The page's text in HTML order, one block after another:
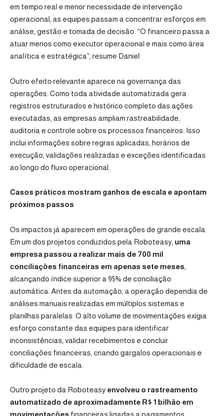
em tempo real e menor necessidade de intervenção
operacional, as equipes passam a concentrar esforços em
análise, gestão e tomada de decisão. “O financeiro passa a
atuar menos como executor operacional e mais como área
analítica e estratégica”, resume Daniel.
Outro efeito relevante aparece na governança das
operações. Como toda atividade automatizada gera
registros estruturados e histórico completo das ações
executadas, as empresas ampliam rastreabilidade,
auditoria e controle sobre os processos financeiros. Isso
inclui informações sobre regras aplicadas, horários de
execução, validações realizadas e exceções identificadas
ao longo do fluxo operacional.
Casos práticos mostram ganhos de escala e apontam
próximos passos
Os impactos já aparecem em operações de grande escala.
Em um dos projetos conduzidos pela Roboteasy, uma
empresa passou a realizar mais de 700 mil
conciliações financeiras em apenas sete meses
alcançando índice superior a 95% de conciliação
automática. Antes da automação, a operação dependia de
análises manuais realizadas em múltiplos sistemas e
planilhas paralelas. O alto volume de movimentações exigia
esforço constante das equipes para identificar
inconsistências, validar recebimentos e concluir
conciliações financeiras, criando gargalos operacionais e
dificuldade de escala.
Outro projeto da Roboteasy envolveu o rastreamento
automatizado de aproximadamente R$ 1 bilhão em